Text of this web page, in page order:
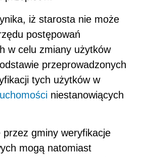
iż starosta nie może
postępowań
w celu zmiany użytków
przeprowadzonych
tych użytków w
niestanowiących
przez gminy weryfikacje
mogą natomiast